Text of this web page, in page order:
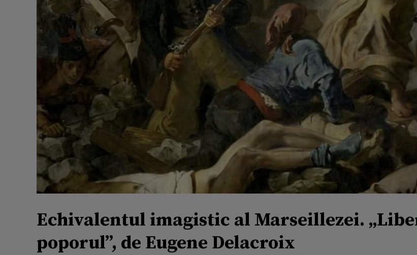
Echivalentul imagistic al Marseillezei.
poporul”, de Eugene Delacroix